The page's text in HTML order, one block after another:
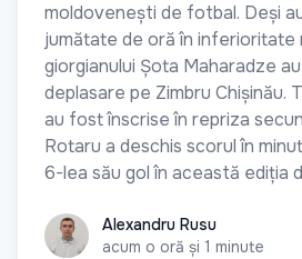
moldovenești de fotbal. Deși
jumătate de oră în inferioritate
giorgianului Șota Maharadze
deplasare pe Zimbru Chișinău.
au fost înscrise în repriza
Rotaru a deschis scorul în
6-lea său gol în această ediția
Alexandru Rusu
Alexandru Rusu
acum o oră și 1 minute